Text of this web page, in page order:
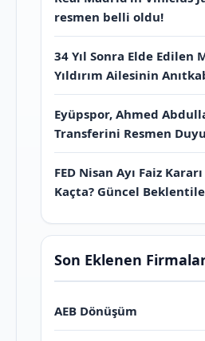
resmen belli oldu!
34 Yıl Sonra Elde Edilen
Yıldırım Ailesinin
Eyüpspor, Ahmed
Transferini Resmen
FED Nisan Ayı Faiz
Kaçta? Güncel
Son Eklenen
AEB Dönüşüm